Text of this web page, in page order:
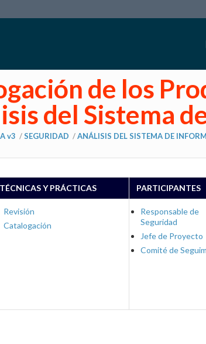
de los
del Sistema
v3 /SEGURIDAD /ANÁLISIS DEL SISTEMA DE
TÉCNICAS Y PRÁCTICAS PARTICIPANTES
Revisión
Catalogación
Responsable de
Seguridad
Jefe de Proyecto
Comité de